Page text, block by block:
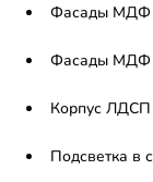
Фасады МДФ
Фасады МДФ
Корпус ЛДСП
Подсветка в